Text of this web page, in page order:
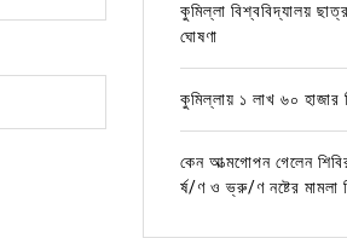
কুমিল্লা বিশ্ববিদ্যালয়
ঘোষণা
কুমিল্লায় ১ লাখ ৬০
কেন আত্মগোপন গেলেন
র্ষ/ণ ও ভ্রু/ণ নষ্টের মামলা